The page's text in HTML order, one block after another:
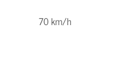
70 km/h